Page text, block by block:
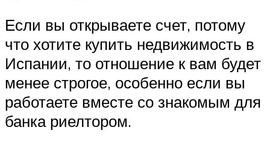
Если вы открываете счет, потому
что хотите купить недвижимость в
Испании, то отношение к вам будет
менее строгое, особенно если вы
работаете вместе со знакомым для
банка риелтором.